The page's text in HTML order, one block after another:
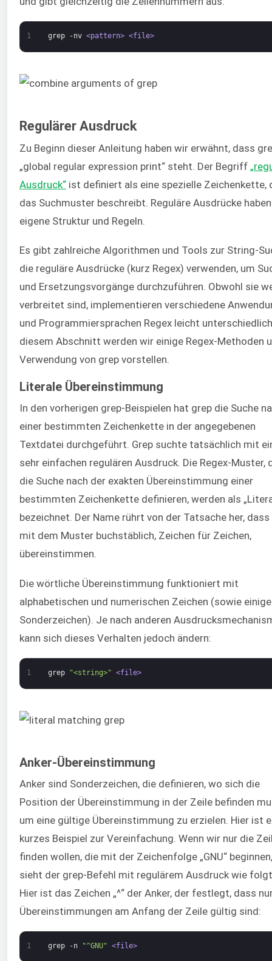
1 grep -nv <pattern> <file>
Regulärer Ausdruck
Zu Beginn dieser Anleitung haben wir erwähnt, dass
„global regular expression print“ steht. Der Begriff
Ausdruck“ ist definiert als eine spezielle Zeichenkette,
das Suchmuster beschreibt. Reguläre Ausdrücke
eigene Struktur und Regeln.
Es gibt zahlreiche Algorithmen und Tools zur String-
die reguläre Ausdrücke (kurz Regex) verwenden, um
und Ersetzungsvorgänge durchzuführen. Obwohl sie
verbreitet sind, implementieren verschiedene
und Programmiersprachen Regex leicht
diesem Abschnitt werden wir einige Regex-Methoden
Verwendung von grep vorstellen.
Literale Übereinstimmung
In den vorherigen grep-Beispielen hat grep die Suche
einer bestimmten Zeichenkette in der angegebenen
Textdatei durchgeführt. Grep suchte tatsächlich mit
sehr einfachen regulären Ausdruck. Die Regex-Muster,
die Suche nach der exakten Übereinstimmung einer
bestimmten Zeichenkette definieren, werden als
bezeichnet. Der Name rührt von der Tatsache her, dass
mit dem Muster buchstäblich, Zeichen für Zeichen,
übereinstimmen.
Die wörtliche Übereinstimmung funktioniert mit
alphabetischen und numerischen Zeichen (sowie
Sonderzeichen). Je nach anderen
kann sich dieses Verhalten jedoch ändern:
1 grep "<string>" <file>
Anker-Übereinstimmung
Anker sind Sonderzeichen, die definieren, wo sich die
Position der Übereinstimmung in der Zeile befinden
um eine gültige Übereinstimmung zu erzielen. Hier ist
kurzes Beispiel zur Vereinfachung. Wenn wir nur die
finden wollen, die mit der Zeichenfolge „GNU“ beginnen,
sieht der grep-Befehl mit regulärem Ausdruck wie
Hier ist das Zeichen „^“ der Anker, der festlegt, dass
Übereinstimmungen am Anfang der Zeile gültig sind:
1 grep -n "^GNU" <file>